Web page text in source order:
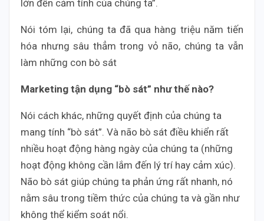
lớn đến cảm tính của chúng ta”.
Nói tóm lại, chúng ta đã qua hàng triệu năm tiến
hóa nhưng sâu thẳm trong vỏ não, chúng ta vẫn
làm những con bò sát
Marketing tận dụng “bò sát” như thế nào?
Nói cách khác, những quyết định của chúng ta
mang tính “bò sát”. Và não bò sát điều khiển rất
nhiều hoạt động hàng ngày của chúng ta (những
hoạt động không cần lắm đến lý trí hay cảm xúc).
Não bò sát giúp chúng ta phản ứng rất nhanh, nó
nằm sâu trong tiềm thức của chúng ta và gần như
không thể kiểm soát nổi.